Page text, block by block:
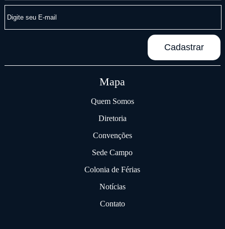
Mapa
Quem Somos
Diretoria
Convenções
Sede Campo
Colonia de Férias
Notícias
Contato